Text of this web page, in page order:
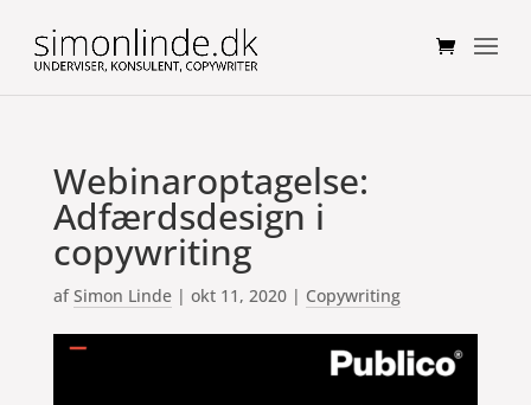
Webinaroptagelse:
Adfærdsdesign i
copywriting
afSimon Linde| okt 11, 2020| Copywriting